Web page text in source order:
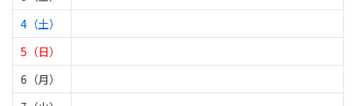
4（土）
5（日）
6（月）